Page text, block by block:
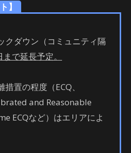
】
クダウン（コミュニティ隔
で延長予定。
置の程度（ECQ、
and Reasonable
ECQなど）はエリアによ